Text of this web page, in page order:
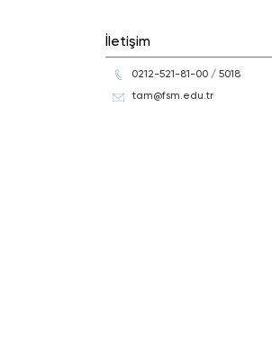
İletişim
0212-521-81-00 / 5018
tam@fsm.edu.tr